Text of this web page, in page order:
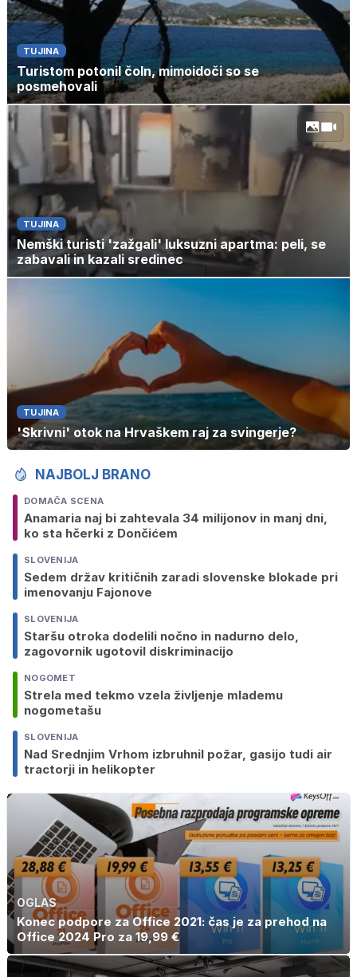
TUJINA
Turistom potonil čoln, mimoidoči so se
posmehovali
TUJINA
Nemški turisti 'zažgali' luksuzni apartma: peli, se
zabavali in kazali sredinec
TUJINA
'Skrivni' otok na Hrvaškem raj za svingerje?
NAJBOLJ BRANO
DOMAČA SCENA
Anamaria naj bi zahtevala 34 milijonov in manj dni,
ko sta hčerki z Dončićem
SLOVENIJA
Sedem držav kritičnih zaradi slovenske blokade pri
imenovanju Fajonove
SLOVENIJA
Staršu otroka dodelili nočno in nadurno delo,
zagovornik ugotovil diskriminacijo
NOGOMET
Strela med tekmo vzela življenje mlademu
nogometašu
SLOVENIJA
Nad Srednjim Vrhom izbruhnil požar, gasijo tudi air
tractorji in helikopter
OGLAS
Konec podpore za Office 2021: čas je za prehod na
Office 2024 Pro za 19,99 €